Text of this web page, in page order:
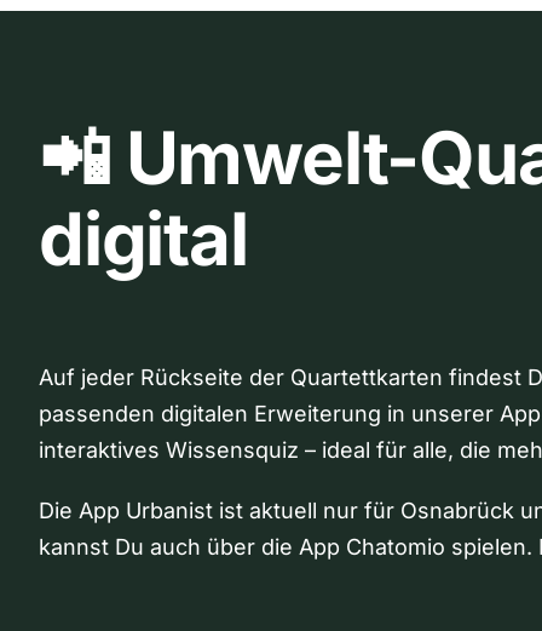
📲 Umwelt-
digital
Auf jeder Rückseite der Quartettkarten findest
passenden digitalen Erweiterung in unserer
interaktives Wissensquiz – ideal für alle, die
Die App Urbanist ist aktuell nur für Osnabrück
kannst Du auch über die App Chatomio